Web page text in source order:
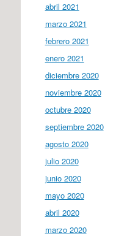
abril 2021
marzo 2021
febrero 2021
enero 2021
diciembre 2020
noviembre 2020
octubre 2020
septiembre 2020
agosto 2020
julio 2020
junio 2020
mayo 2020
abril 2020
marzo 2020